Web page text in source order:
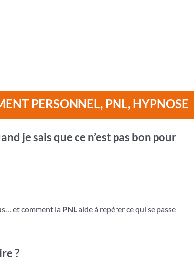
PERSONNEL, PNL, HYPNOSE
je sais que ce n’est pas bon pour
et comment la PNLaide à repérer ce qui se passe
?